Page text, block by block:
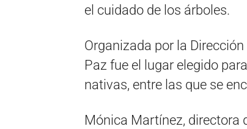
el cuidado de los árboles.
Organizada por la
Paz fue el lugar elegido
nativas, entre las que se
Mónica Martínez, directora